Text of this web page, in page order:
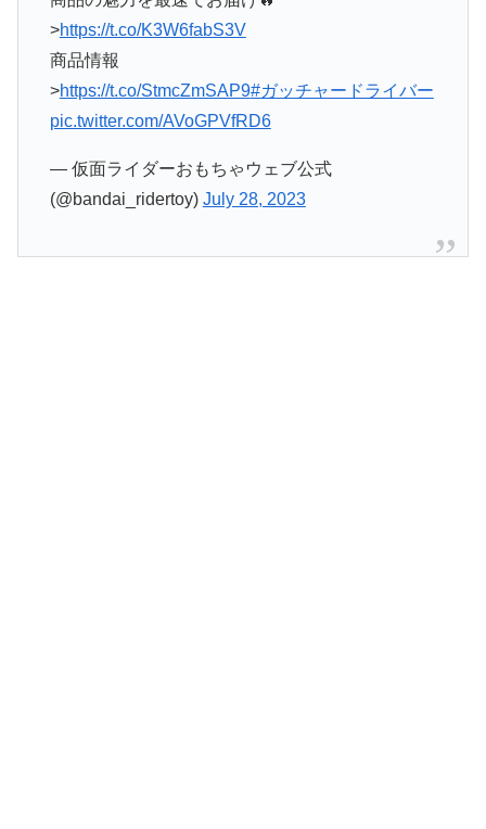
>https://t.co/K3W6fabS3V
商品情報
>https://t.co/StmcZmSAP9#ガッチャードライバー
pic.twitter.com/AVoGPVfRD6
— 仮面ライダーおもちゃウェブ公式
(@bandai_ridertoy) July 28, 2023